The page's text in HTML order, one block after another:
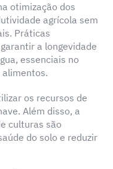
otimização dos
agrícola sem
Práticas
a longevidade
essenciais no
os recursos de
Além disso, a
culturas são
do solo e reduzir